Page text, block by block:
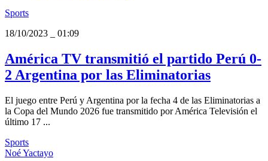
Sports
18/10/2023
01:09
América TV transmitió el partido Perú 0-
2 Argentina por las Eliminatorias
El juego entre Perú y Argentina por la fecha 4 de las Eliminatorias a
la Copa del Mundo 2026 fue transmitido por América Televisión el
último 17 ...
Sports
Noé Yactayo